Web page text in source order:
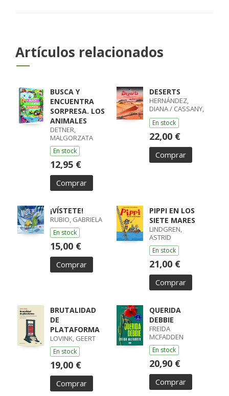
Artículos relacionados
BUSCA Y
ENCUENTRA
SORPRESA. LOS
ANIMALES
DETNER,
MALGORZATA
En stock
12,95 €
Comprar
DESERTS
HERNÁNDEZ,
DIANA / CASSANY,
MIA
En stock
22,00 €
Comprar
¡VÍSTETE!
RUBIO, GABRIELA
En stock
15,00 €
Comprar
PIPPI EN LOS
SIETE MARES
LINDGREN,
ASTRID
En stock
21,00 €
Comprar
BRUTALIDAD
DE
PLATAFORMA
LOVINK, GEERT
En stock
19,00 €
Comprar
QUERIDA
DEBBIE
FREIDA
MCFADDEN
En stock
20,90 €
Comprar